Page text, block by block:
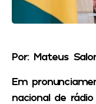
Por: Mateus
Em
nacional de